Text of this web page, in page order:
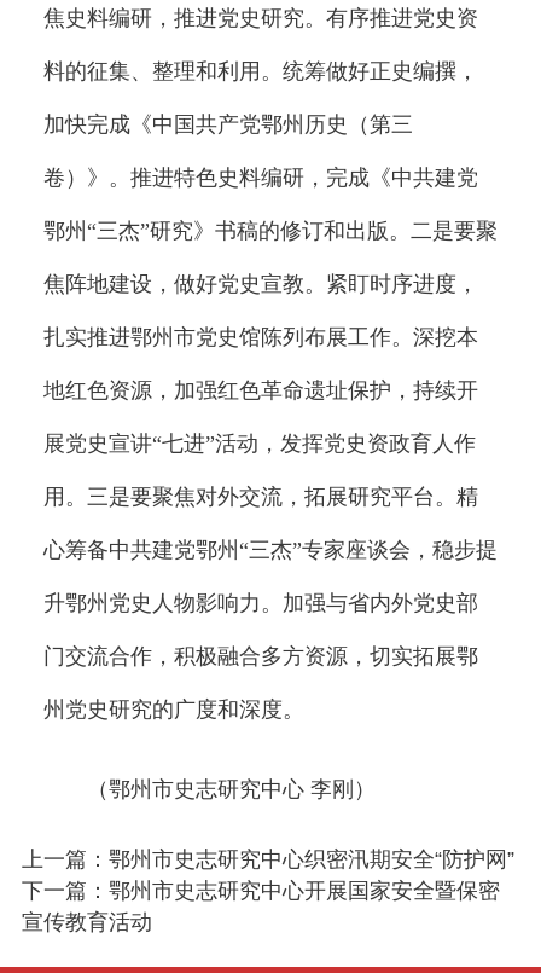
焦史料编研，推进党史研究。有序推进党史资
料的征集、整理和利用。统筹做好正史编撰，
加快完成《中国共产党鄂州历史（第三
卷）》。推进特色史料编研，完成《中共建党
鄂州“三杰”研究》书稿的修订和出版。二是要聚
焦阵地建设，做好党史宣教。紧盯时序进度，
扎实推进鄂州市党史馆陈列布展工作。深挖本
地红色资源，加强红色革命遗址保护，持续开
展党史宣讲“七进”活动，发挥党史资政育人作
用。三是要聚焦对外交流，拓展研究平台。精
心筹备中共建党鄂州“三杰”专家座谈会，稳步提
升鄂州党史人物影响力。加强与省内外党史部
门交流合作，积极融合多方资源，切实拓展鄂
州党史研究的广度和深度。
（鄂州市史志研究中心 李刚）
上一篇：鄂州市史志研究中心织密汛期安全“防护网”
下一篇：鄂州市史志研究中心开展国家安全暨保密
宣传教育活动